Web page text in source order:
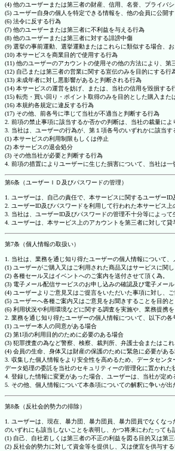
(4) 他のユーザーまたは第三者の財産、信用、名誉、プライバ
(5) ユーザー自身の個人を特定できる情報を、他の会員に公開
(6) 法令に反する行為
(7) 他のユーザーまたは第三者に不利益を与える行為
(8) 他のユーザーまたは第三者に対する誹謗中傷
(9) 選挙の事前運動、選挙運動またはこれらに類似する場合、
(10) 本サービスを商業目的で使用する行為
(11) 他のユーザーのアカウントの使用その他の方法により、
(12) 自己または第三者の営業に関する宣伝のみを目的にする行
(13) 未成年者に対し悪影響があると判断される行為
(14) 本サービスの運営を妨げ、または、当社の信用を毀損する
(15) 転売・買い回り・ポイント取得のみを目的とした購入また
(16) 本規約各規定に違反する行為
(17) その他、前各号に準じて当社が不適当と判断する行為
2. 前項の禁止事項に該当するか否かの判断は、当社の裁量に
3. 当社は、ユーザーの行為が、第１項各号のいずれかに該当
(1) 本サービスの利用制限もしくは停止
(2) 本サービスの退会処分
(3) その他当社が必要と判断する行為
4. 前項の措置によりユーザーに生じた損害について、当社は一
第6条（ユーザーＩＤ及びパスワードの管理）
1. ユーザーは、自己の責任で、本サービスに関するユーザー
2. ユーザーID及びパスワードを利用して行われた本サービス上
3. 当社は、ユーザーID及びパスワードの管理不十分等によって
4. ユーザーは、本サービス上のアカウントを第三者に対して
第7条（個人情報の取扱い）
1. 当社は、業務を通じ知り得たユーザーの個人情報について
(1) ユーザーがご購入又はご利用された商品又はサービスに関
(2) 各種セール又はイベントへのご案内を送付させて頂く為。
(3) 電子メール配信サービスのお申し込みの確認及び電子メール
(4) ユーザーよりご意見又はご提言をいただいた事項に対し、ご
(5) ユーザーへ各種ご案内又はご意見をお聞きすることを目的と
(6) 利用状況や利用環境などに関する調査を実施や、業務提携
2. 業務を通じ知り得たユーザーの個人情報について、以下の
(1) ユーザー本人の同意がある場合
(2) 第1項の利用目的のために必要のある場合
(3) 犯罪捜査の為など警察、検察、裁判所、弁護士会またはこ
(4) 会員の生命、身体又は財産の保護のために緊急に必要があ
3. 収集した個人情報をより安全性を高めるため、データセン
データ処理の委託を当社のセキュリティーの管理化に置かれた
4. 登録した情報に変更があった場合、ユーザーは、当社が定
5. その他、個人情報について本条項についての解釈に争いが
第8条（反社会的勢力の排除）
1. ユーザーは、現在、暴力団、暴力団員、暴力団員でなくな
のいずれにも該当しないことを表明し、かつ将来にわたっても
(1) 自己、自社若しくは第三者の不正の利益を図る目的又は第
(2) 反社会的勢力に対して資金等を提供し、又は便宜を供与す